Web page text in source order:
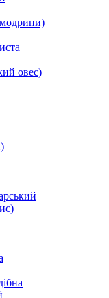
модрини)
овес)